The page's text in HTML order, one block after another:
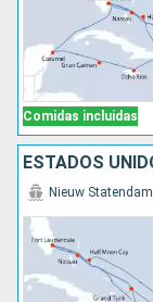
Comidas incluidas
Nieuw Statendam